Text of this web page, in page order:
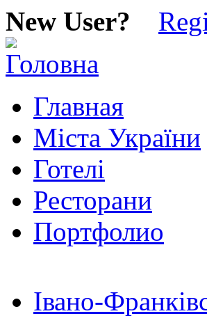
New User?
Главная
Міста України
Готелі
Ресторани
Портфолио
Івано-